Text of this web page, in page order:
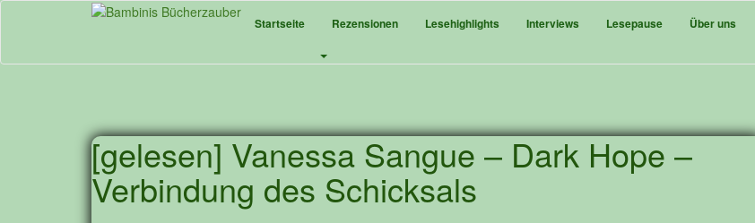
Skip
content
Startseite Rezensionen Lesehighlights Interviews Lesepause Über uns
[gelesen] Vanessa Sangue – Dark Hope –
Verbindung des Schicksals